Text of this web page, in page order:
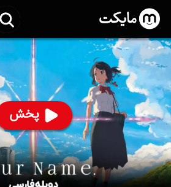
پخش
انیمیشن نام تو با دوبله فارسی- Your Name. 2016
۳,۷۵۷ 95% ۸.۴
ساخت ژاپن سال 2016
رده سنی ۱۳+
انیمیشن
عاشقانه
درباره انیمیشن نام تو